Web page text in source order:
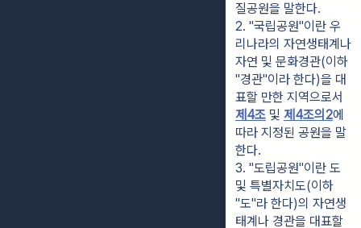
질공원을 말한다.
2. "국립공원"이란 우
리나라의 자연생태계나
자연 및 문화경관(이하
"경관"이라 한다)을 대
제4조 및 제4조의2에
따라 지정된 공원을 말
한다.
3. "도립공원"이란 도
및 특별자치도(이하
"도"라 한다)의 자연생
태계나 경관을 대표할